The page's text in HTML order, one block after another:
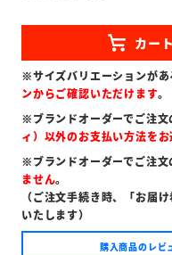
※サイズバリエーションがあ
ンからご確認いただけます。
※ブランドオーダーでご注文
ィ）以外のお支払い方法を
※ブランドオーダーでご注文
ません。
（ご注文手続き時、「お届
いたします）
購入商品のレビ